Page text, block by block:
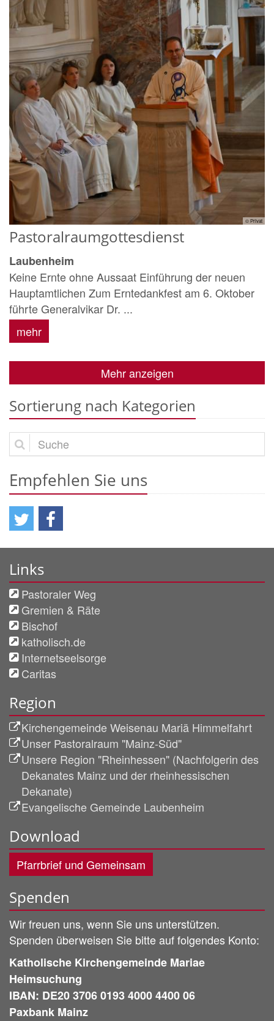
© Privat
Pastoralraumgottesdienst
Laubenheim
Keine Ernte ohne Aussaat Einführung der neuen
Hauptamtlichen Zum Erntedankfest am 6. Oktober
führte Generalvikar Dr. ...
mehr
Mehr anzeigen
Sortierung nach Kategorien
Suche
Empfehlen Sie uns
Links
Pastoraler Weg
Gremien & Räte
Bischof
katholisch.de
Internetseelsorge
Caritas
Region
Kirchengemeinde Weisenau Mariä Himmelfahrt
Unser Pastoralraum "Mainz-Süd"
Unsere Region "Rheinhessen" (Nachfolgerin des
Dekanates Mainz und der rheinhessischen
Dekanate)
Evangelische Gemeinde Laubenheim
Download
Pfarrbrief und Gemeinsam
Spenden
Wir freuen uns, wenn Sie uns unterstützen.
Spenden überweisen Sie bitte auf folgendes Konto:
Katholische Kirchengemeinde Mariae
Heimsuchung
IBAN: DE20 3706 0193 4000 4400 06
Paxbank Mainz